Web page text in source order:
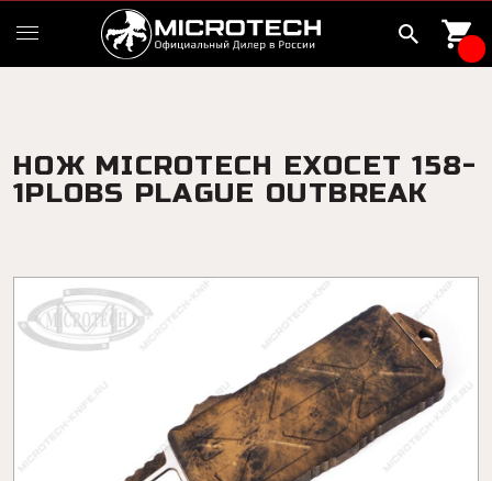
НОЖ MICROTECH EXOCET 158-
1PLOBS PLAGUE OUTBREAK